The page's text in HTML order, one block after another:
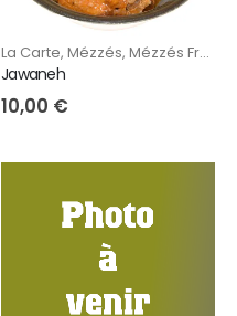
Mézzzés Chauds
La Carte, Mézzés, Mézzés Froids
Jawaneh
10,00 €